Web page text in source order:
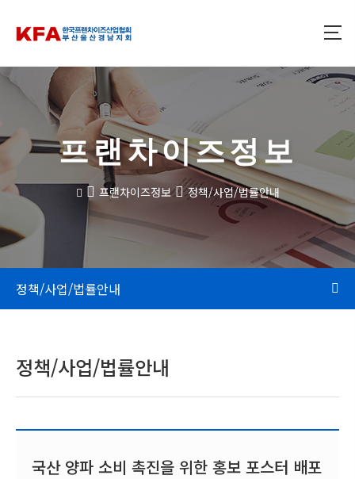
프랜차이즈정보
프랜차이즈정보 정책/사업/법률안내
정책/사업/법률안내
정책/사업/법률안내
국산 양파 소비 촉진을 위한 홍보 포스터 배포